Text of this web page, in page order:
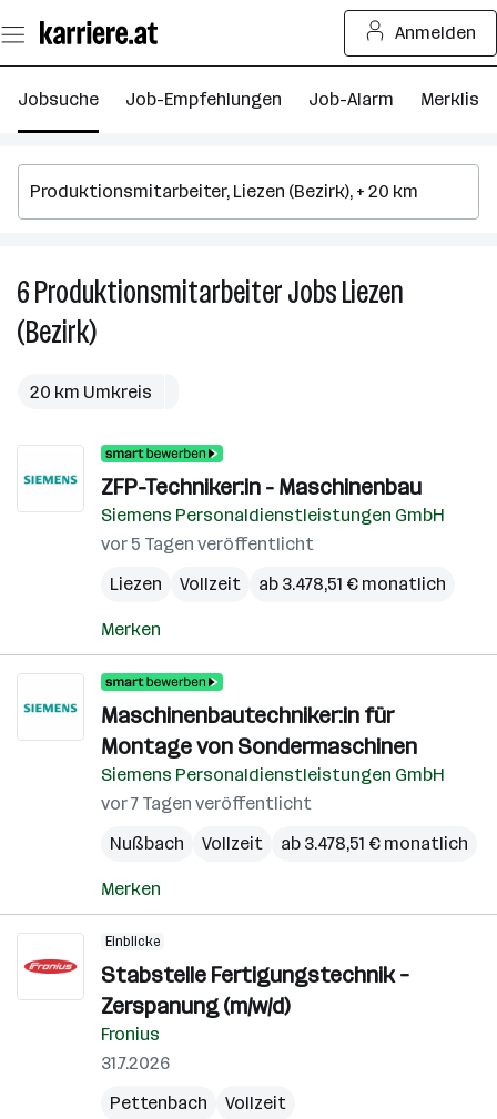
Seiteninhalt
springen
Anmelden
Jobsuche Job-Empfehlungen Job-Alarm Merkliste
6ProduktionsmitarbeiterJobsLiezen
(Bezirk)
20 km Umkreis
ZFP-Techniker:in - Maschinenbau
Siemens Personaldienstleistungen GmbH
vor 5 Tagen veröffentlicht
Liezen
Vollzeit ab 3.478,51 € monatlich
Merken
Maschinenbautechniker:in für
Montage von Sondermaschinen
Siemens Personaldienstleistungen GmbH
vor 7 Tagen veröffentlicht
Nußbach
Vollzeit ab 3.478,51 € monatlich
Merken
Einblicke
Stabstelle Fertigungstechnik –
Zerspanung (m/w/d)
Fronius
31.7.2026
Pettenbach
Vollzeit